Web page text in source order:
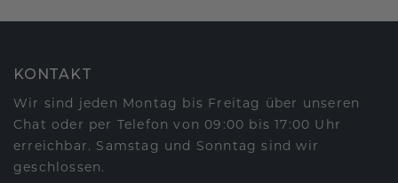
KONTAKT
Wir sind jeden Montag bis Freitag über unseren
Chat oder per Telefon von 09:00 bis 17:00 Uhr
erreichbar. Samstag und Sonntag sind wir
geschlossen.